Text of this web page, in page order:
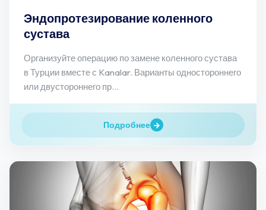
Эндопротезирование коленного
сустава
Организуйте операцию по замене коленного сустава
в Турции вместе с Kanalar. Варианты одностороннего
или двустороннего пр...
Подробнее